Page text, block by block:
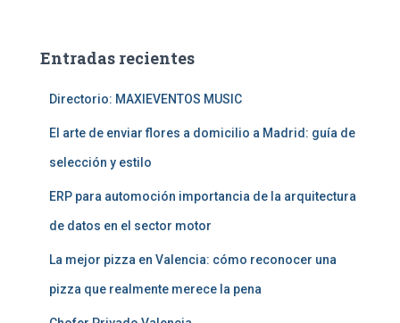
r
Entradas recientes
Directorio: MAXIEVENTOS MUSIC
El arte de enviar flores a domicilio a Madrid: guía de
selección y estilo
ERP para automoción importancia de la arquitectura
de datos en el sector motor
La mejor pizza en Valencia: cómo reconocer una
pizza que realmente merece la pena